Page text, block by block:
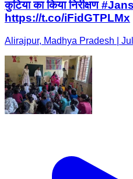
कुटिया का किया निरीक्षण
https://t.co/iFidGTPLMx
Alirajpur, Madhya Pradesh |